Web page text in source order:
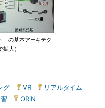
」の基本アーキテク
大）
グ VR リアルタイム
ORiN